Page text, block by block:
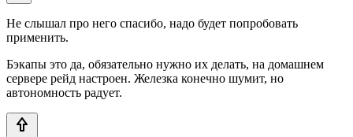
Не слышал про него спасибо, надо будет попробовать
применить.
Бэкапы это да, обязательно нужно их делать, на домашнем
сервере рейд настроен. Железка конечно шумит, но
автономность радует.